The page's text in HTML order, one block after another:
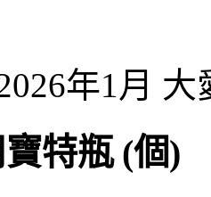
年1月
特瓶 (個)